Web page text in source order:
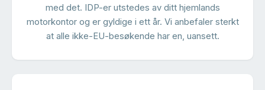
med det. IDP-er utstedes av ditt hjemlands
motorkontor og er gyldige i ett år. Vi anbefaler sterkt
at alle ikke-EU-besøkende har en, uansett.